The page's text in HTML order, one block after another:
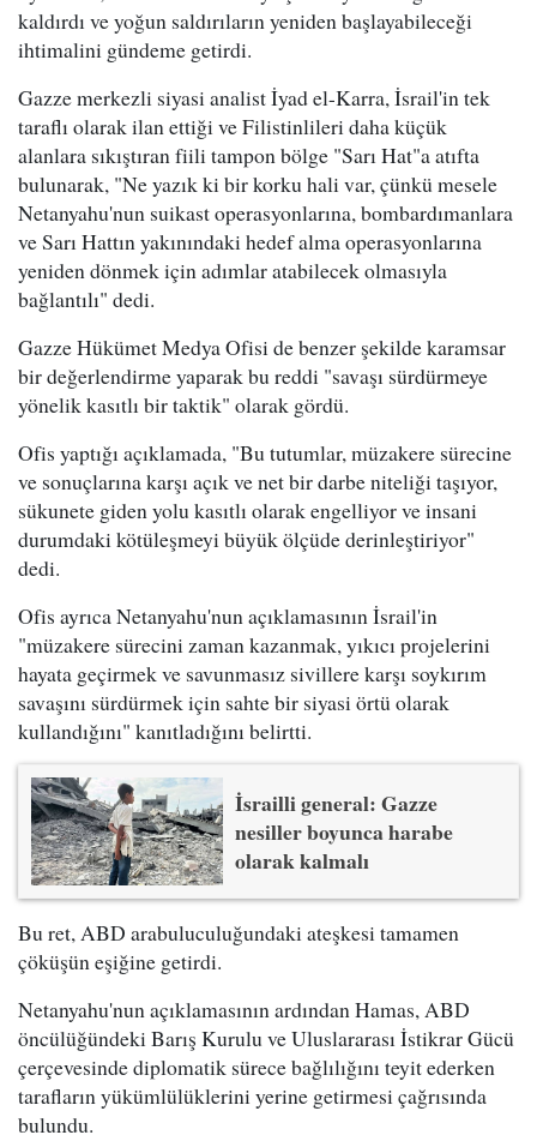
kaldırdı ve yoğun saldırıların yeniden başlayabileceği
ihtimalini gündeme getirdi.
Gazze merkezli siyasi analist İyad el-Karra, İsrail'in tek
taraflı olarak ilan ettiği ve Filistinlileri daha küçük
alanlara sıkıştıran fiili tampon bölge "Sarı Hat"a atıfta
bulunarak, "Ne yazık ki bir korku hali var, çünkü mesele
Netanyahu'nun suikast operasyonlarına, bombardımanlara
ve Sarı Hattın yakınındaki hedef alma operasyonlarına
yeniden dönmek için adımlar atabilecek olmasıyla
bağlantılı" dedi.
Gazze Hükümet Medya Ofisi de benzer şekilde karamsar
bir değerlendirme yaparak bu reddi "savaşı sürdürmeye
yönelik kasıtlı bir taktik" olarak gördü.
Ofis yaptığı açıklamada, "Bu tutumlar, müzakere sürecine
ve sonuçlarına karşı açık ve net bir darbe niteliği taşıyor,
sükunete giden yolu kasıtlı olarak engelliyor ve insani
durumdaki kötüleşmeyi büyük ölçüde derinleştiriyor"
dedi.
Ofis ayrıca Netanyahu'nun açıklamasının İsrail'in
"müzakere sürecini zaman kazanmak, yıkıcı projelerini
hayata geçirmek ve savunmasız sivillere karşı soykırım
savaşını sürdürmek için sahte bir siyasi örtü olarak
kullandığını" kanıtladığını belirtti.
İsrailli general: Gazze
nesiller boyunca harabe
olarak kalmalı
Bu ret, ABD arabuluculuğundaki ateşkesi tamamen
çöküşün eşiğine getirdi.
Netanyahu'nun açıklamasının ardından Hamas, ABD
öncülüğündeki Barış Kurulu ve Uluslararası İstikrar Gücü
çerçevesinde diplomatik sürece bağlılığını teyit ederken
tarafların yükümlülüklerini yerine getirmesi çağrısında
bulundu.